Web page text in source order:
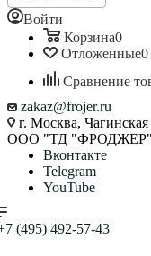
Войти
Корзина0
Отложенные0
Сравнение
zakaz@frojer.ru
г. Москва,
ООО "ТД "ФРОДЖЕР"
Вконтакте
Telegram
YouTube
(495) 492-57-43